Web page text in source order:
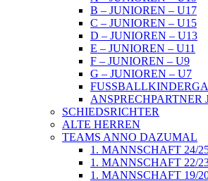
B – JUNIOREN – U17
C – JUNIOREN – U15
D – JUNIOREN – U13
E – JUNIOREN – U11
F – JUNIOREN – U9
G – JUNIOREN – U7
SCHIEDSRICHTER
ALTE HERREN
TEAMS ANNO DAZUMAL
1. MANNSCHAFT 24/
1. MANNSCHAFT 22/
1. MANNSCHAFT 19/